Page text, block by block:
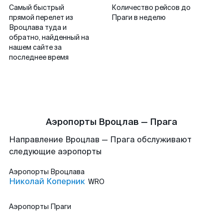
Самый быстрый
прямой перелет из
Вроцлава туда и
обратно, найденный на
нашем сайте за
последнее время
Количество рейсов до
Праги в неделю
Аэропорты Вроцлав — Прага
Направление Вроцлав — Прага обслуживают
следующие аэропорты
Аэропорты Вроцлава
Николай Коперник WRO
Аэропорты Праги